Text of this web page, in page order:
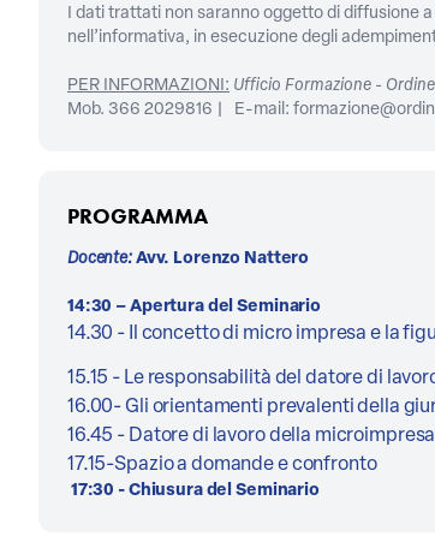
I dati trattati non saranno oggetto di diffusione
nell’informativa, in esecuzione degli
PER INFORMAZIONI: Ufficio Formazione -
Mob. 366 2029816 | E-mail:
PROGRAMMA
Docente: Avv. Lorenzo Nattero
14:30 – Apertura del Seminario
14.30 - Il concetto di micro impresa e la
15.15 - Le responsabilità del datore di
16.00- Gli orientamenti prevalenti della
16.45 - Datore di lavoro della
17.15-Spazio a domande e confronto
17:30 - Chiusura del Seminario